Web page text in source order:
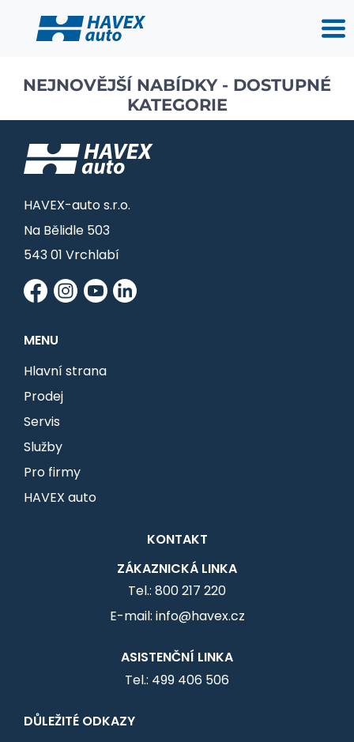
NEJNOVĚJŠÍ NABÍDKY - DOSTUPNÉ
KATEGORIE
HAVEX-auto s.r.o.
Na Bělidle 503
543 01 Vrchlabí
MENU
Hlavní strana
Prodej
Servis
Služby
Pro firmy
HAVEX auto
KONTAKT
ZÁKAZNICKÁ LINKA
Tel.: 800 217 220
E-mail: info@havex.cz
ASISTENČNÍ LINKA
Tel.: 499 406 506
DŮLEŽITÉ ODKAZY